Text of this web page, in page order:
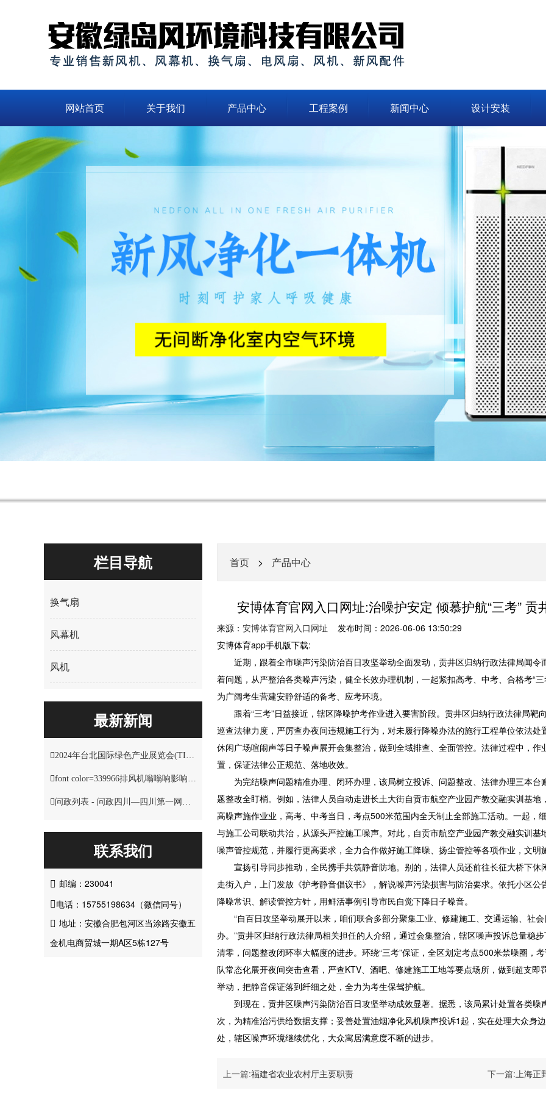
网站首页 关于我们 产品中心 工程案例 新闻中心 设计安装
栏目导航
换气扇
风幕机
风机
最新新闻
2024年台北国际绿色产业展览会(TIGIS)时间_地点_展会预定-盈拓国际展览
font color=339966排风机嗡嗡响影响居民日子font
问政列表 - 问政四川—四川第一网络理政平台
联系我们
 邮编：230041
电话：15755198634（微信同号）
 地址：安徽合肥包河区当涂路安徽五
金机电商贸城一期A区5栋127号
首页 > 产品中心
安博体育官网入口网址:治噪护安定 倾慕护航“三考”
来源： 安博体育官网入口网址 发布时间：2026-06-06 13:50:29
安博体育app手机版下载:
近期，跟着全市噪声污染防治百日攻坚举动全面发动，贡井区归纳行政法律局闻令
着问题，从严整治各类噪声污染，健全长效办理机制，一起紧扣高考、中考、合格考“
为广阔考生营建安静舒适的备考、应考环境。
跟着“三考”日益接近，辖区降噪护考作业进入要害阶段。贡井区归纳行政法律局靶
巡查法律力度，严厉查办夜间违规施工行为，对未履行降噪办法的施行工程单位依法
休闲广场喧闹声等日子噪声展开会集整治，做到全域排查、全面管控。法律过程中，
置，保证法律公正规范、落地收效。
为完结噪声问题精准办理、闭环办理，该局树立投诉、问题整改、法律办理三本台
题整改全盯梢。例如，法律人员自动走进长土大街自贡市航空产业园产教交融实训基
高噪声施作业业，高考、中考当日，考点500米范围内全天制止全部施工活动。一起
与施工公司联动共治，从源头严控施工噪声。对此，自贡市航空产业园产教交融实训
噪声管控规范，并履行更高要求，全力合作做好施工降噪、扬尘管控等各项作业，文明
宣扬引导同步推动，全民携手共筑静音防地。别的，法律人员还前往长征大桥下休
走街入户，上门发放《护考静音倡议书》，解说噪声污染损害与防治要求。依托小区
降噪常识、解读管控方针，用鲜活事例引导市民自觉下降日子噪音。
“自百日攻坚举动展开以来，咱们联合多部分聚集工业、修建施工、交通运输、社
办。”贡井区归纳行政法律局相关担任的人介绍，通过会集整治，辖区噪声投诉总量稳
清零，问题整改闭环率大幅度的进步。环绕“三考”保证，全区划定考点500米禁噪圈，
队常态化展开夜间突击查看，严查KTV、酒吧、修建施工工地等要点场所，做到超支
举动，把静音保证落到纤细之处，全力为考生保驾护航。
到现在，贡井区噪声污染防治百日攻坚举动成效显著。据悉，该局累计处置各类噪
次，为精准治污供给数据支撑；妥善处置油烟净化风机噪声投诉1起，实在处理大众身
处，辖区噪声环境继续优化，大众寓居满意度不断的进步。
上一篇:福建省农业农村厅主要职责 下一篇:上海正野